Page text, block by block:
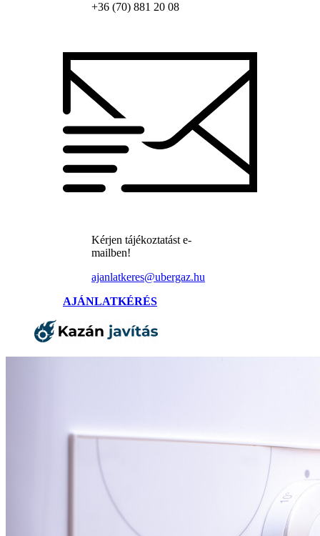
+36 (70) 881 20 08
Kérjen tájékoztatást e-
mailben!
ajanlatkeres@ubergaz.hu
AJÁNLATKÉRÉS